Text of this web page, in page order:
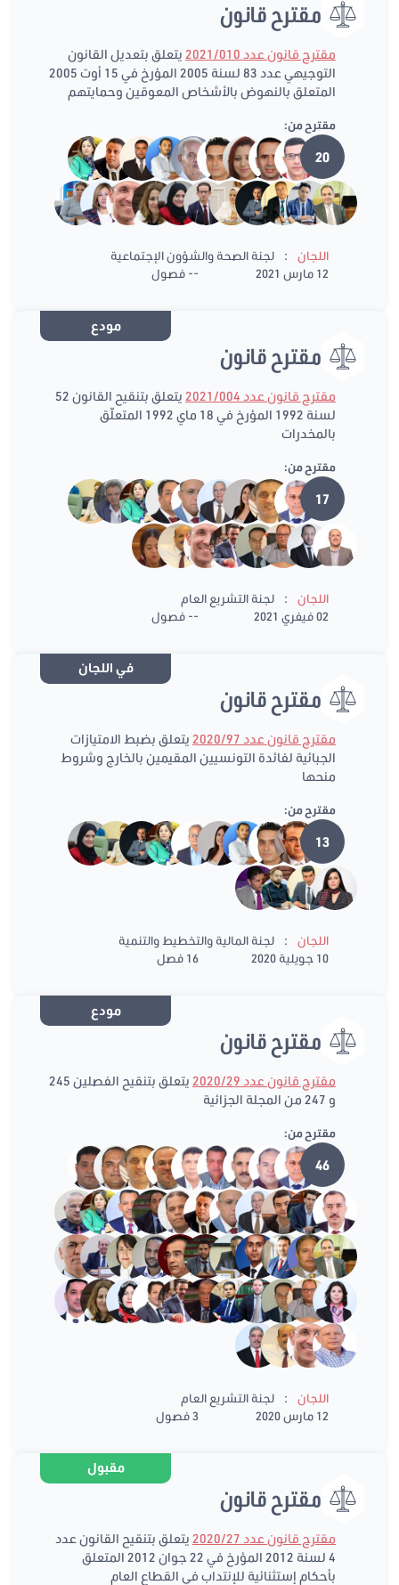
مقترح قانون
مقترح قانون عدد 2021/010
يتعلق بتعديل القانون
التوجيهي عدد 83 لسنة 2005 المؤرخ في 15 أوت 2005
المتعلق بالنهوض بالأشخاص المعوقين وحمايتهم
مقترح من:
20
اللجان :
لجنة الصحة والشؤون الإجتماعية
12 مارس 2021
-- فصول
مودع
مقترح قانون
مقترح قانون عدد 2021/004
يتعلق بتنقيح القانون 52
لسنة 1992 المؤرخ في 18 ماي 1992 المتعلّق
بالمخدرات
مقترح من:
17
اللجان :
لجنة التشريع العام
02 فيفري 2021
-- فصول
في اللجان
مقترح قانون
مقترح قانون عدد 2020/97
يتعلق بضبط الامتيازات
الجبائية لفائدة التونسيين المقيمين بالخارج وشروط
منحها
مقترح من:
13
اللجان :
لجنة المالية والتخطيط والتنمية
10 جويلية 2020
16 فصل
مودع
مقترح قانون
مقترح قانون عدد 2020/29
يتعلق بتنقيح الفصلين 245
و 247 من المجلة الجزائية
مقترح من:
46
اللجان :
لجنة التشريع العام
12 مارس 2020
3 فصول
مقبول
مقترح قانون
مقترح قانون عدد 2020/27
يتعلق بتنقيح القانون عدد
4 لسنة 2012 المؤرخ في 22 جوان 2012 المتعلق
بأحكام إستثنائية للإنتداب في القطاع العام